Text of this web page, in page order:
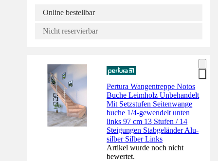
Online bestellbar
Nicht reservierbar
Pertura Wangentreppe Notos
Buche Leimholz Unbehandelt
Mit Setzstufen Seitenwange
buche 1/4-gewendelt unten
links 97 cm 13 Stufen / 14
Steigungen Stabgeländer Alu-
silber Silber Links
Artikel wurde noch nicht
bewertet.